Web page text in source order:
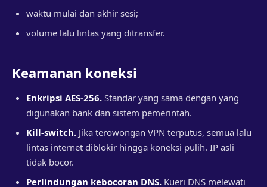
waktu mulai dan akhir sesi;
volume lalu lintas yang ditransfer.
Keamanan koneksi
Enkripsi AES-256. Standar yang sama dengan yang
digunakan bank dan sistem pemerintah.
Kill-switch. Jika terowongan VPN terputus, semua lalu
lintas internet diblokir hingga koneksi pulih. IP asli
tidak bocor.
Perlindungan kebocoran DNS. Kueri DNS melewati